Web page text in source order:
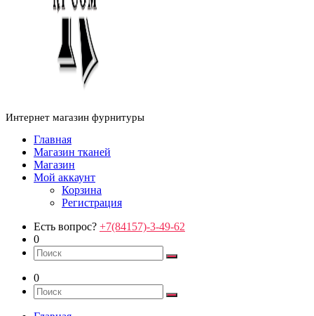
Интернет магазин фурнитуры
Главная
Магазин тканей
Магазин
Мой аккаунт
Корзина
Регистрация
Есть вопрос? +7(84157)-3-49-62
0
0